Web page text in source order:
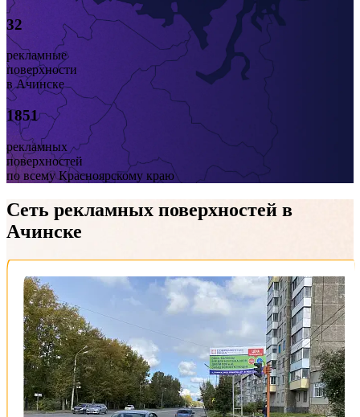
32
рекламные
поверхности
в Ачинске
1851
рекламных
поверхностей
по всему Красноярскому краю
Сеть рекламных поверхностей в
Ачинске